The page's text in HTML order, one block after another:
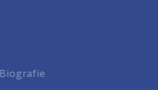
Biografie